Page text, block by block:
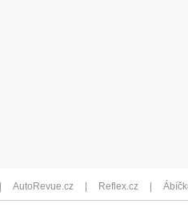
AutoRevue.cz Reflex.cz